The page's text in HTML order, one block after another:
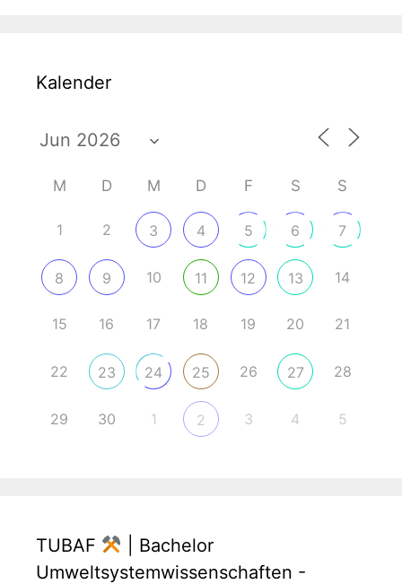
Kalender
M D M D F S S
1 2 3 4 5 6 7
8 9 10 11 12 13 14
15 16 17 18 19 20 21
22 23 24 25 26 27 28
29 30 1 2 3 4 5
TUBAF
| Bachelor
Umweltsystemwissenschaften -